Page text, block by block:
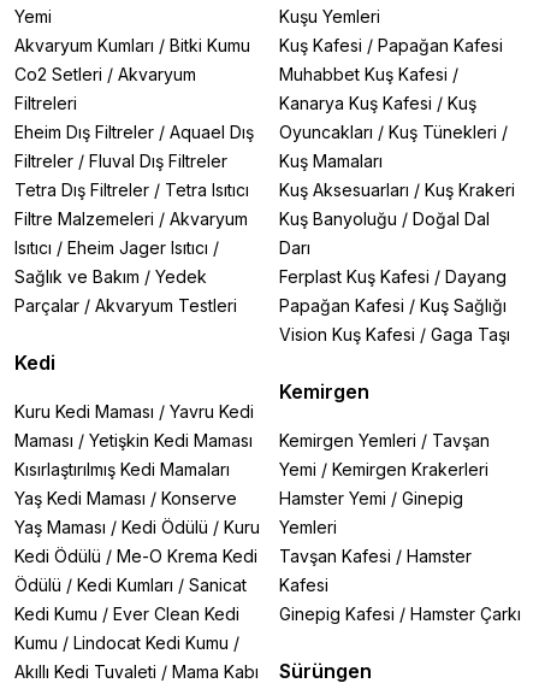
Yemi
Akvaryum Kumları / Bitki Kumu
Co2 Setleri / Akvaryum
Filtreleri
Eheim Dış Filtreler / Aquael Dış
Filtreler / Fluval Dış Filtreler
Tetra Dış Filtreler / Tetra Isıtıcı
Filtre Malzemeleri / Akvaryum
Isıtıcı / Eheim Jager Isıtıcı /
Sağlık ve Bakım / Yedek
Parçalar / Akvaryum Testleri
Kedi
Kuru Kedi Maması / Yavru Kedi
Maması / Yetişkin Kedi Maması
Kısırlaştırılmış Kedi Mamaları
Yaş Kedi Maması / Konserve
Yaş Maması / Kedi Ödülü / Kuru
Kedi Ödülü / Me-O Krema Kedi
Ödülü / Kedi Kumları / Sanicat
Kedi Kumu / Ever Clean Kedi
Kumu / Lindocat Kedi Kumu /
Akıllı Kedi Tuvaleti / Mama Kabı
Kuşu Yemleri
Kuş Kafesi / Papağan Kafesi
Muhabbet Kuş Kafesi /
Kanarya Kuş Kafesi / Kuş
Oyuncakları / Kuş Tünekleri /
Kuş Mamaları
Kuş Aksesuarları / Kuş Krakeri
Kuş Banyoluğu / Doğal Dal
Darı
Ferplast Kuş Kafesi / Dayang
Papağan Kafesi / Kuş Sağlığı
Vision Kuş Kafesi / Gaga Taşı
Kemirgen
Kemirgen Yemleri / Tavşan
Yemi / Kemirgen Krakerleri
Hamster Yemi / Ginepig
Yemleri
Tavşan Kafesi / Hamster
Kafesi
Ginepig Kafesi / Hamster Çarkı
Sürüngen